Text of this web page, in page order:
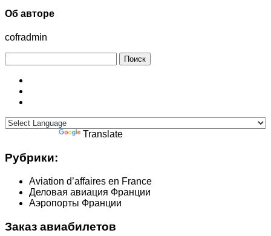
Об авторе
cofradmin
Translate
Рубрики:
Aviation d’affaires en France
Деловая авиация Франции
Аэропорты Франции
Заказ авиабилетов